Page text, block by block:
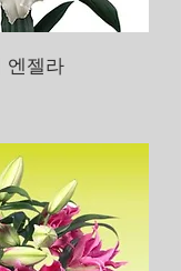
엔젤라